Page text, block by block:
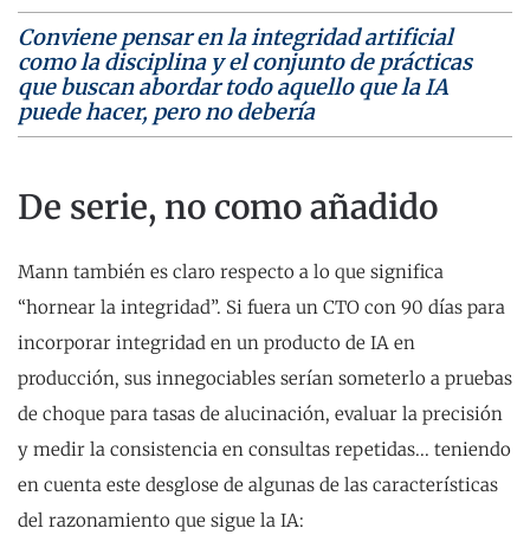
Conviene pensar en la integridad artificial
como la disciplina y el conjunto de prácticas
que buscan abordar todo aquello que la IA
puede hacer, pero no debería
De serie, no como añadido
Mann también es claro respecto a lo que significa
“hornear la integridad”. Si fuera un CTO con 90 días para
incorporar integridad en un producto de IA en
producción, sus innegociables serían someterlo a pruebas
de choque para tasas de alucinación, evaluar la precisión
y medir la consistencia en consultas repetidas... teniendo
en cuenta este desglose de algunas de las características
del razonamiento que sigue la IA: